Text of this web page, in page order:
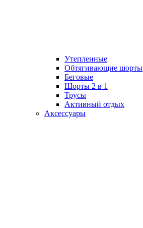
Утепленные
Обтягивающие шорты
Беговые
Шорты 2 в 1
Трусы
Активный отдых
Аксессуары